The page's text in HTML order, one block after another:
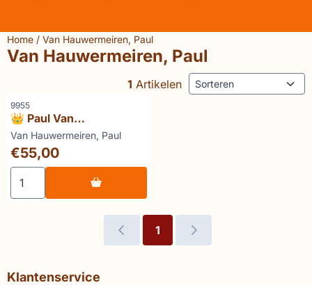
Home / Van Hauwermeiren, Paul
Van Hauwermeiren, Paul
1 Artikelen Sorteermethode
Artikelnummer
9955
👑 Paul Van
Hauwermeiren
Treuvelde gij Brigade?
gesigneerd met
opdracht Bargoens Zele
Merk:
Van Hauwermeiren, Paul
Prijs: 55,00
€55,00
Aantal kiezen voor 👑 Paul Van Hauwermeiren
1
Klantenservice